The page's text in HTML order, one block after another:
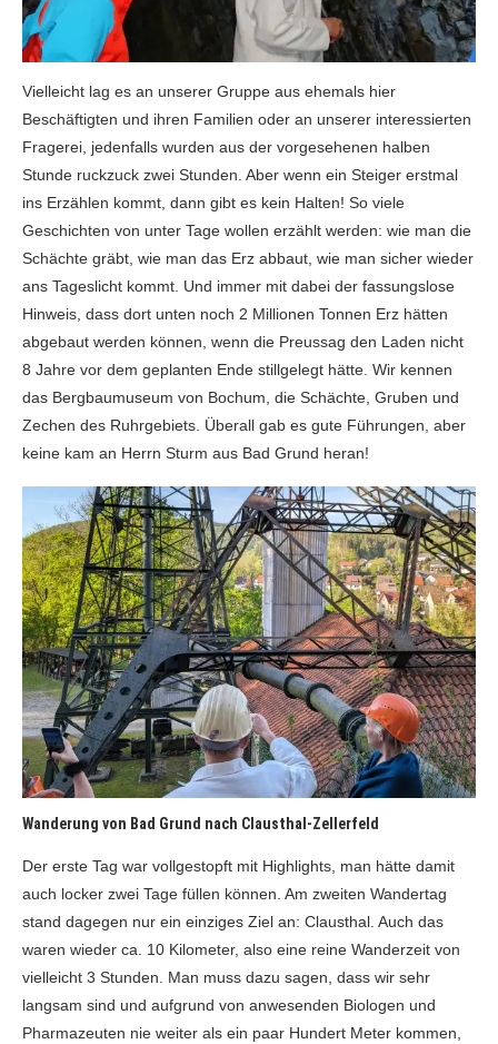
Vielleicht lag es an unserer Gruppe aus ehemals hier
Beschäftigten und ihren Familien oder an unserer interessierten
Fragerei, jedenfalls wurden aus der vorgesehenen halben
Stunde ruckzuck zwei Stunden. Aber wenn ein Steiger erstmal
ins Erzählen kommt, dann gibt es kein Halten! So viele
Geschichten von unter Tage wollen erzählt werden: wie man die
Schächte gräbt, wie man das Erz abbaut, wie man sicher wieder
ans Tageslicht kommt. Und immer mit dabei der fassungslose
Hinweis, dass dort unten noch 2 Millionen Tonnen Erz hätten
abgebaut werden können, wenn die Preussag den Laden nicht
8 Jahre vor dem geplanten Ende stillgelegt hätte. Wir kennen
das Bergbaumuseum von Bochum, die Schächte, Gruben und
Zechen des Ruhrgebiets. Überall gab es gute Führungen, aber
keine kam an Herrn Sturm aus Bad Grund heran!
Wanderung von Bad Grund nach Clausthal-Zellerfeld
Der erste Tag war vollgestopft mit Highlights, man hätte damit
auch locker zwei Tage füllen können. Am zweiten Wandertag
stand dagegen nur ein einziges Ziel an: Clausthal. Auch das
waren wieder ca. 10 Kilometer, also eine reine Wanderzeit von
vielleicht 3 Stunden. Man muss dazu sagen, dass wir sehr
langsam sind und aufgrund von anwesenden Biologen und
Pharmazeuten nie weiter als ein paar Hundert Meter kommen,